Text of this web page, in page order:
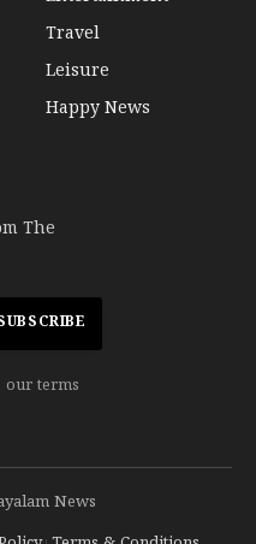
Travel
Leisure
Happy News
The
our terms
News